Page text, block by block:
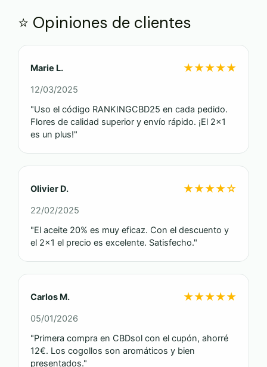
⭐ Opiniones de clientes
Marie L. ★★★★★
12/03/2025
"Uso el código RANKINGCBD25 en cada pedido.
Flores de calidad superior y envío rápido. ¡El 2x1
es un plus!"
Olivier D. ★★★★☆
22/02/2025
"El aceite 20% es muy eficaz. Con el descuento y
el 2x1 el precio es excelente. Satisfecho."
Carlos M. ★★★★★
05/01/2026
"Primera compra en CBDsol con el cupón, ahorré
12€. Los cogollos son aromáticos y bien
presentados."